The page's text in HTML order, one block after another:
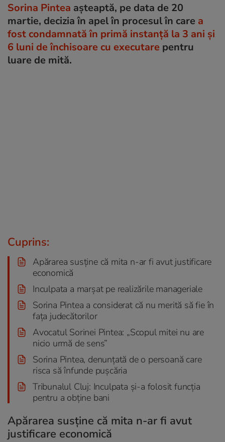
Sorina Pintea așteaptă, pe data de 20
martie, decizia în apel în procesul în care a
fost condamnată în primă instanță la 3 ani și
6 luni de închisoare cu executare pentru
luare de mită.
Cuprins:
Apărarea susține că mita n-ar fi avut justificare
economică
Inculpata a marșat pe realizările manageriale
Sorina Pintea a considerat că nu merită să fie în
fața judecătorilor
Avocatul Sorinei Pintea: „Scopul mitei nu are
nicio urmă de sens”
Sorina Pintea, denunțată de o persoană care
risca să înfunde pușcăria
Tribunalul Cluj: Inculpata și-a folosit funcția
pentru a obține bani
Apărarea susține că mita n-ar fi avut
justificare economică